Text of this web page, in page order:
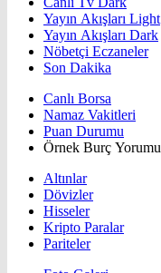
Yayın Akışları Light
Yayın Akışları Dark
Nöbetçi Eczaneler
Son Dakika
Canlı Borsa
Namaz Vakitleri
Puan Durumu
Örnek Burç Yorumu
Altınlar
Dövizler
Hisseler
Kripto Paralar
Pariteler